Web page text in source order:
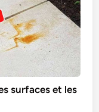
surfaces et les